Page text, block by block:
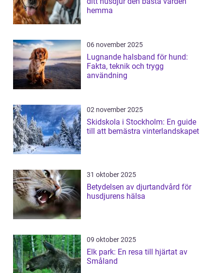
hemma
06 november 2025
Lugnande halsband för hund:
Fakta, teknik och trygg
användning
02 november 2025
Skidskola i Stockholm: En guide
till att bemästra vinterlandskapet
31 oktober 2025
Betydelsen av djurtandvård för
husdjurens hälsa
09 oktober 2025
Elk park: En resa till hjärtat av
Småland